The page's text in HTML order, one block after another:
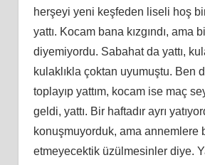
herşeyi yeni keşfeden liseli hoş
yattı. Kocam bana kızgındı, ama
diyemiyordu. Sabahat da yattı,
kulaklıkla çoktan uyumuştu. Ben
toplayıp yattım, kocam ise maç
geldi, yattı. Bir haftadır ayrı
konuşmuyorduk, ama annemlere
etmeyecektik üzülmesinler diye.